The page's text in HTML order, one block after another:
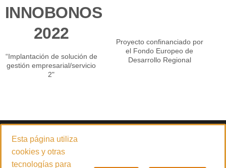
INNOBONOS
2022
“Implantación de solución de
gestión empresarial/servicio
2"
Proyecto confinanciado por
el Fondo Europeo de
Desarrollo Regional
© 2026PADILLA CARRETILLAS ELEVADORAS 4.0 S.L.
Empresa especializada en la venta y servicio técnico de carretillas
elevadoras, maquinaria de limpieza y desinfección, manipulación
Esta página utiliza
cookies y otras
tecnologías para